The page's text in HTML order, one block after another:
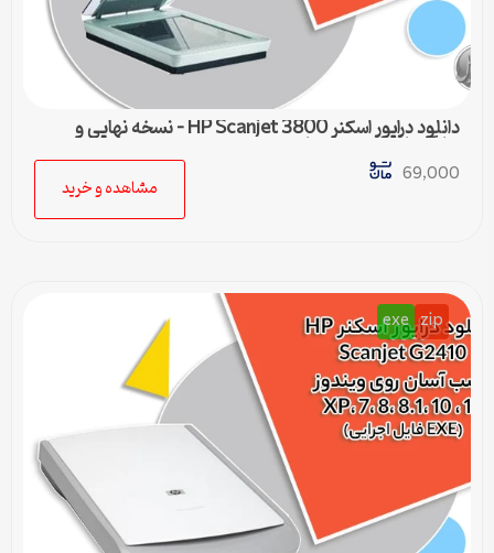
دانلود درایور اسکنر HP Scanjet 3800 – نسخه نهایی و
سازگار با تمام ویندوزها
69,000
مشاهده و خرید
zip
exe